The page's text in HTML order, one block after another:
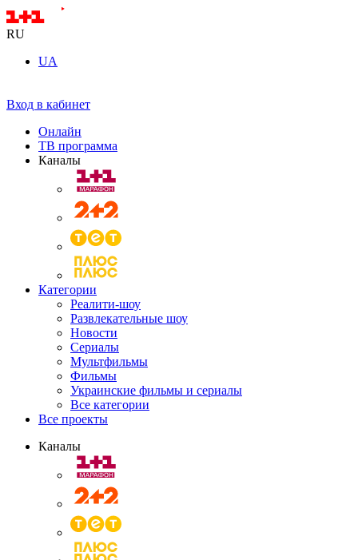
RU
UA
Вход в кабинет
Онлайн
ТВ программа
Каналы
Категории
Реалити-шоу
Развлекательные шоу
Новости
Сериалы
Мультфильмы
Фильмы
Украинские фильмы и сериалы
Все категории
Все проекты
Каналы